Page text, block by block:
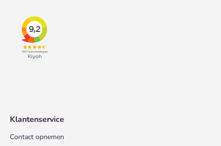
Klantenservice
Contact opnemen